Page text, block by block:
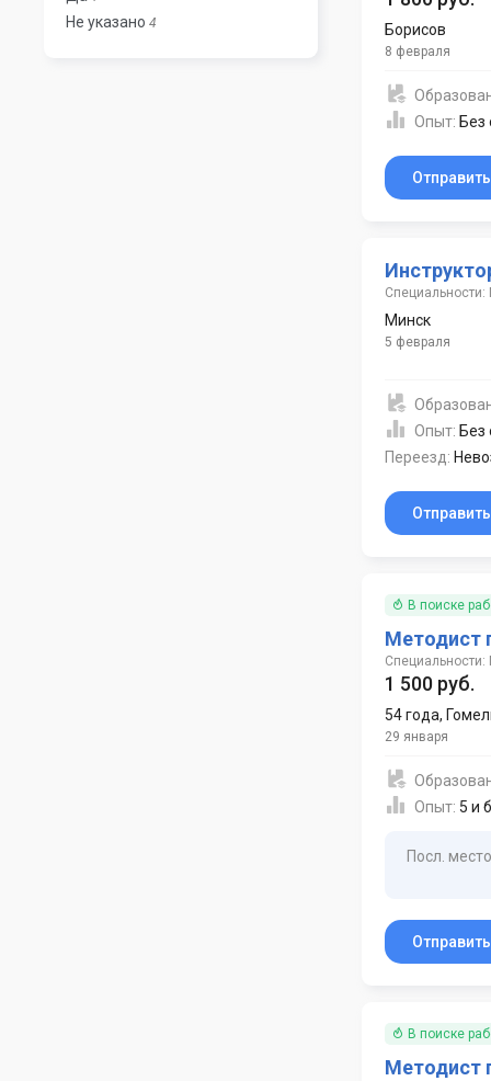
Не указано 4 Борисов
8 февраля
Опыт: Без
Специальности:
Минск
5 февраля
Опыт: Без
Переезд:
В поиске
Методист
Специальности:
1 500 руб.
54 года,
29 января
Опыт: 5 и
Посл.
В поиске
Методист